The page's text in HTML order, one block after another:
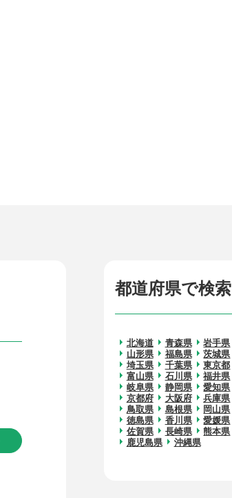
都道府県で検索
北海道 青森県 岩手県
山形県
福島県 茨城県
埼玉県
千葉県 東京都
富山県
石川県 福井県
岐阜県
静岡県 愛知県
京都府
大阪府 兵庫県
鳥取県
島根県 岡山県
徳島県
香川県 愛媛県
佐賀県
長崎県 熊本県
鹿児島県
沖縄県